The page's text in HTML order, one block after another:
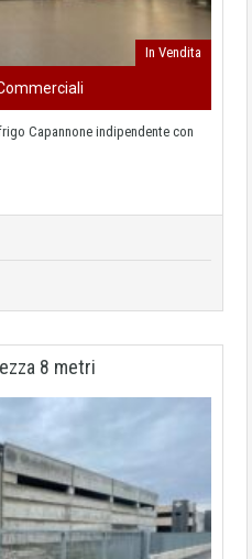
In Vendita
Capannone indipendente con
8 metri